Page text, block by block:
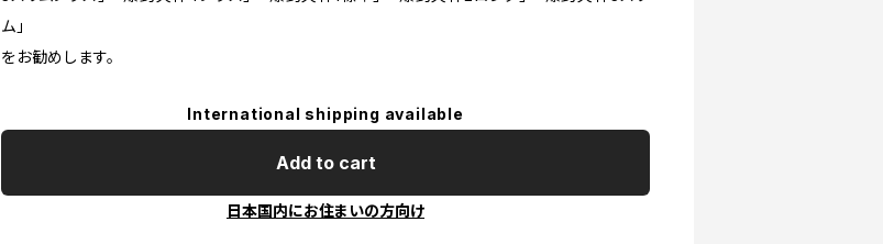
ム」
をお勧めします。
International shipping available
Add to cart
日本国内にお住まいの方向け